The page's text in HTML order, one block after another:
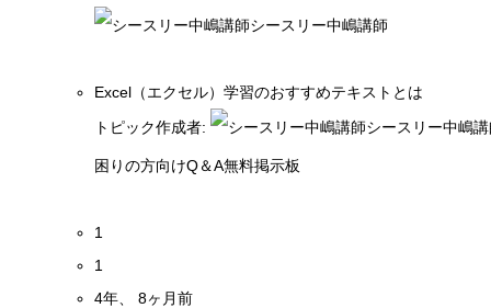
シースリー中嶋講師
Excel（エクセル）学習のおすすめテキストとは
トピック作成者:
シースリー中嶋
困りの方向けQ＆A無料掲示板
1
1
4年、 8ヶ月前